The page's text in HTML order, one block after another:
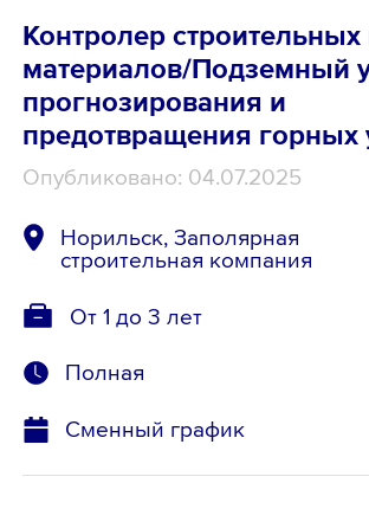
Контролер
материалов/Подземный
прогнозирования и
предотвращения горных
Опубликовано: 04.07.2025
Норильск, Заполярная
строительная компания
От 1 до 3 лет
Полная
Сменный график